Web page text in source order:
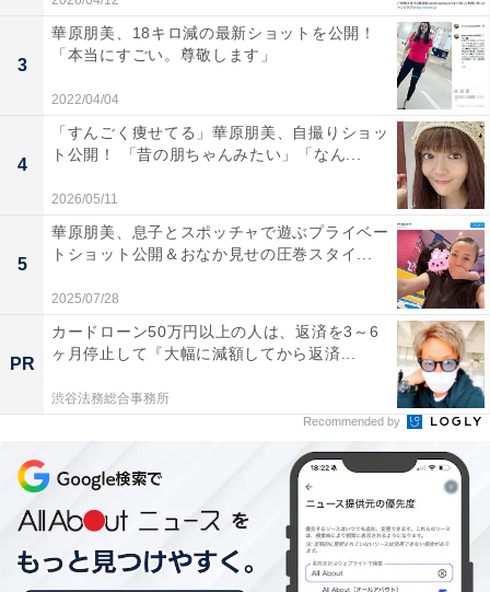
3
華原朋美、18キロ減の最新ショットを公開！
「本当にすごい。尊敬します」
2022/04/04
4
「すんごく痩せてる」華原朋美、自撮りショッ
ト公開！ 「昔の朋ちゃんみたい」「なん...
2026/05/11
5
華原朋美、息子とスポッチャで遊ぶプライベー
トショット公開＆おなか見せの圧巻スタイ...
2025/07/28
PR
カードローン50万円以上の人は、返済を3～6
ヶ月停止して『大幅に減額してから返済...
渋谷法務総合事務所
Recommended by